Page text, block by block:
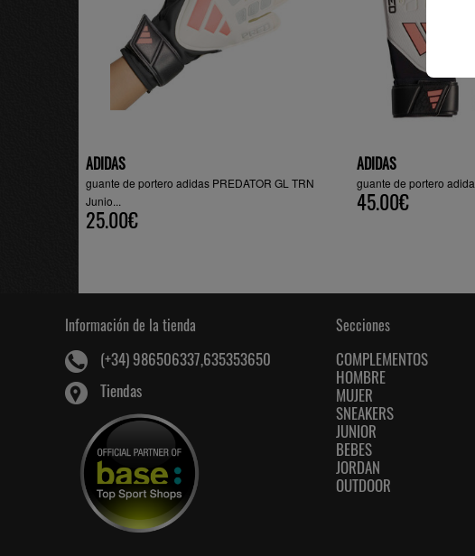
ADIDAS
guante de portero adidas PREDATOR GL TRN
Junio...
25.00€
ADIDAS
guante de portero
45.00€
Información de la tienda
(+34) 986506337,635353650
Tiendas
Secciones
COMPLEMENTOS
HOMBRE
MUJER
SNEAKERS
JUNIOR
BEBES
JORDAN
OUTDOOR